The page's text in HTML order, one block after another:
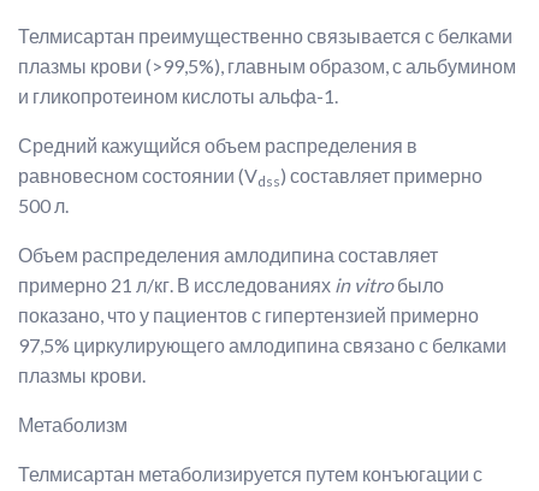
Телмисартан преимущественно связывается с белками
плазмы крови (>99,5%), главным образом, с альбумином
и гликопротеином кислоты альфа-1.
Средний кажущийся объем распределения в
равновесном состоянии (Vdss) составляет примерно
500 л.
Объем распределения амлодипина составляет
примерно 21 л/кг. В исследованиях in vitroбыло
показано, что у пациентов с гипертензией примерно
97,5% циркулирующего амлодипина связано с белками
плазмы крови.
Метаболизм
Телмисартан метаболизируется путем конъюгации с